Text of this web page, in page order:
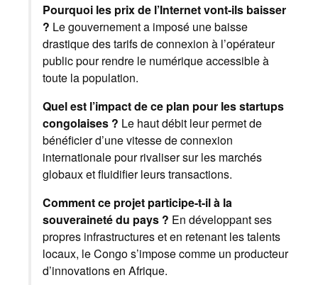
Pourquoi les prix de l’Internet vont-ils baisser
? Le gouvernement a imposé une baisse
drastique des tarifs de connexion à l’opérateur
public pour rendre le numérique accessible à
toute la population.
Quel est l’impact de ce plan pour les startups
congolaises ? Le haut débit leur permet de
bénéficier d’une vitesse de connexion
internationale pour rivaliser sur les marchés
globaux et fluidifier leurs transactions.
Comment ce projet participe-t-il à la
souveraineté du pays ? En développant ses
propres infrastructures et en retenant les talents
locaux, le Congo s’impose comme un producteur
d’innovations en Afrique.